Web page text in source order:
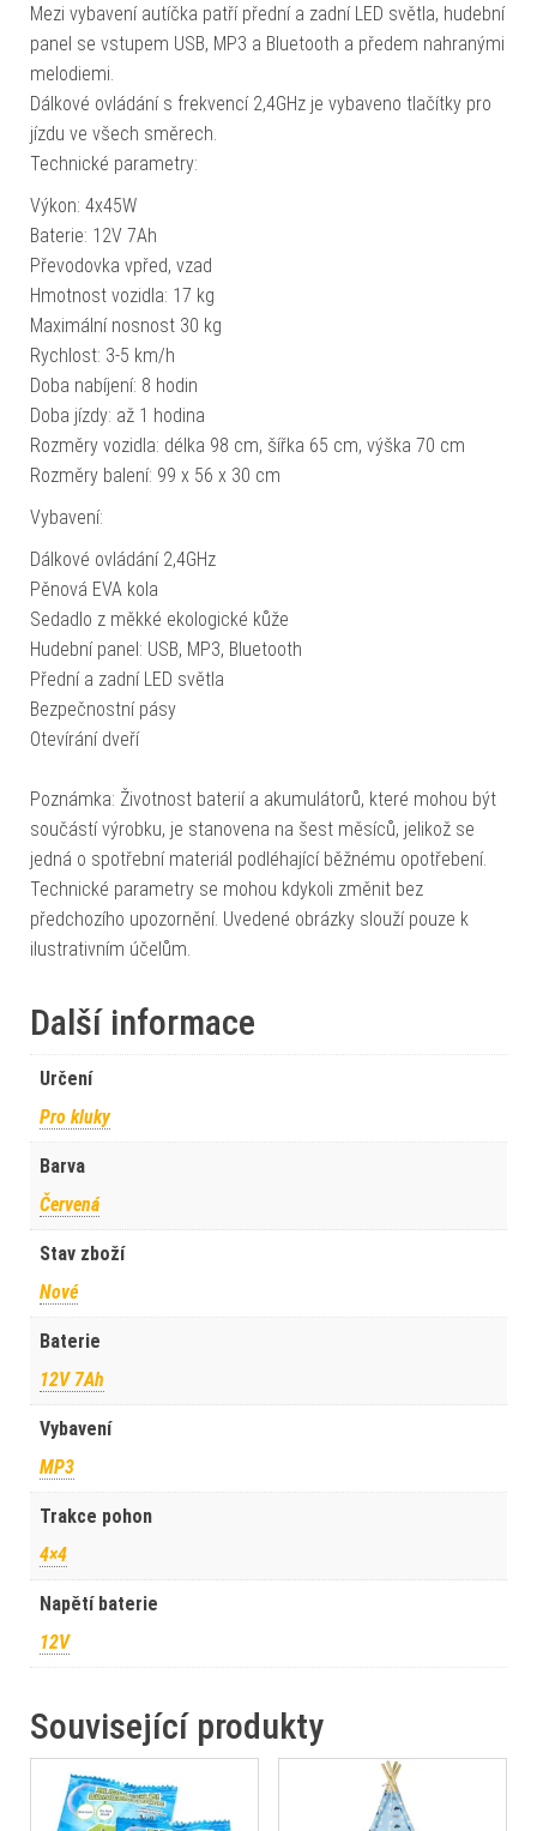
Mezi vybavení autíčka patří přední a zadní LED světla, hudební
panel se vstupem USB, MP3 a Bluetooth a předem nahranými
melodiemi.
Dálkové ovládání s frekvencí 2,4GHz je vybaveno tlačítky pro
jízdu ve všech směrech.
Technické parametry:
Výkon: 4x45W
Baterie: 12V 7Ah
Převodovka vpřed, vzad
Hmotnost vozidla: 17 kg
Maximální nosnost 30 kg
Rychlost: 3-5 km/h
Doba nabíjení: 8 hodin
Doba jízdy: až 1 hodina
Rozměry vozidla: délka 98 cm, šířka 65 cm, výška 70 cm
Rozměry balení: 99 x 56 x 30 cm
Vybavení:
Dálkové ovládání 2,4GHz
Pěnová EVA kola
Sedadlo z měkké ekologické kůže
Hudební panel: USB, MP3, Bluetooth
Přední a zadní LED světla
Bezpečnostní pásy
Otevírání dveří
Poznámka: Životnost baterií a akumulátorů, které mohou být
součástí výrobku, je stanovena na šest měsíců, jelikož se
jedná o spotřební materiál podléhající běžnému opotřebení.
Technické parametry se mohou kdykoli změnit bez
předchozího upozornění. Uvedené obrázky slouží pouze k
ilustrativním účelům.
Další informace
Určení
Pro kluky
Barva
Červená
Stav zboží
Nové
Baterie
12V 7Ah
Vybavení
MP3
Trakce pohon
4×4
Napětí baterie
12V
Související produkty